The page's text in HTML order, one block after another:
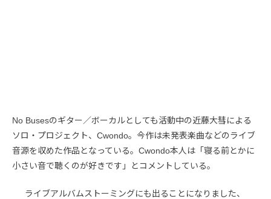
No Busesのギター／ボーカルとしても活動中の近藤大彗による
ソロ・プロジェクト、Cwondo。今作は未発表楽曲などのライブ
音源を収めた作品となっている。Cwondo本人は「寝る前とかに
小さい音で聴くのが好きです」とコメントしている。
ライブアルバムストーミングにも出ることになりました、